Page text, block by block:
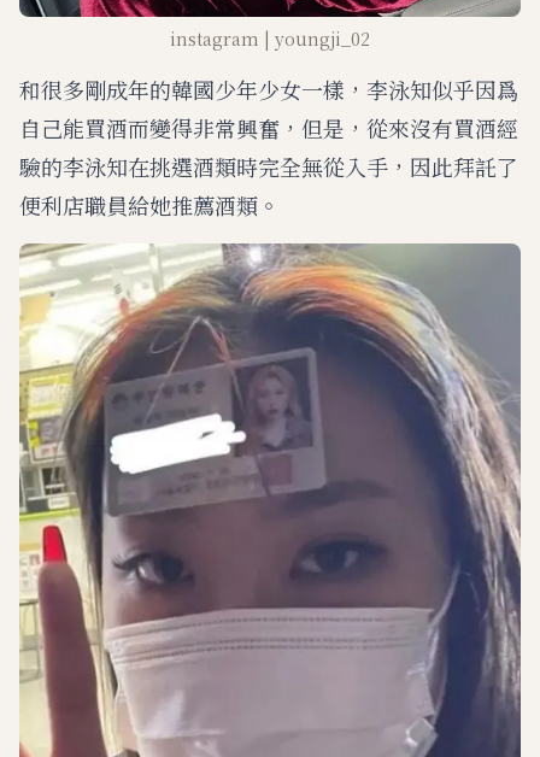
instagram | youngji_02
和很多剛成年的韓國少年少女一樣，李泳知似乎因爲
自己能買酒而變得非常興奮，但是，從來沒有買酒經
驗的李泳知在挑選酒類時完全無從入手，因此拜託了
便利店職員給她推薦酒類。